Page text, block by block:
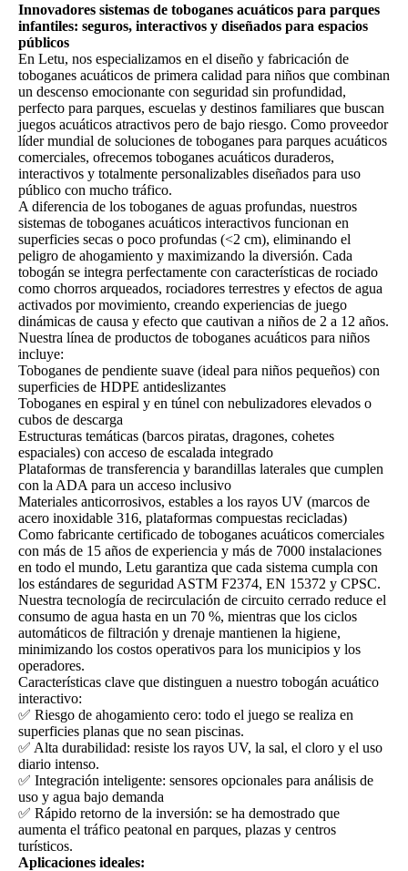
Innovadores sistemas de toboganes acuáticos para parques
infantiles: seguros, interactivos y diseñados para espacios
públicos
En Letu, nos especializamos en el diseño y fabricación de
toboganes acuáticos de primera calidad para niños que combinan
un descenso emocionante con seguridad sin profundidad,
perfecto para parques, escuelas y destinos familiares que buscan
juegos acuáticos atractivos pero de bajo riesgo. Como proveedor
líder mundial de soluciones de toboganes para parques acuáticos
comerciales, ofrecemos toboganes acuáticos duraderos,
interactivos y totalmente personalizables diseñados para uso
público con mucho tráfico.
A diferencia de los toboganes de aguas profundas, nuestros
sistemas de toboganes acuáticos interactivos funcionan en
superficies secas o poco profundas (<2 cm), eliminando el
peligro de ahogamiento y maximizando la diversión. Cada
tobogán se integra perfectamente con características de rociado
como chorros arqueados, rociadores terrestres y efectos de agua
activados por movimiento, creando experiencias de juego
dinámicas de causa y efecto que cautivan a niños de 2 a 12 años.
Nuestra línea de productos de toboganes acuáticos para niños
incluye:
Toboganes de pendiente suave (ideal para niños pequeños) con
superficies de HDPE antideslizantes
Toboganes en espiral y en túnel con nebulizadores elevados o
cubos de descarga
Estructuras temáticas (barcos piratas, dragones, cohetes
espaciales) con acceso de escalada integrado
Plataformas de transferencia y barandillas laterales que cumplen
con la ADA para un acceso inclusivo
Materiales anticorrosivos, estables a los rayos UV (marcos de
acero inoxidable 316, plataformas compuestas recicladas)
Como fabricante certificado de toboganes acuáticos comerciales
con más de 15 años de experiencia y más de 7000 instalaciones
en todo el mundo, Letu garantiza que cada sistema cumpla con
los estándares de seguridad ASTM F2374, EN 15372 y CPSC.
Nuestra tecnología de recirculación de circuito cerrado reduce el
consumo de agua hasta en un 70 %, mientras que los ciclos
automáticos de filtración y drenaje mantienen la higiene,
minimizando los costos operativos para los municipios y los
operadores.
Características clave que distinguen a nuestro tobogán acuático
interactivo:
✅ Riesgo de ahogamiento cero: todo el juego se realiza en
superficies planas que no sean piscinas.
✅ Alta durabilidad: resiste los rayos UV, la sal, el cloro y el uso
diario intenso.
✅ Integración inteligente: sensores opcionales para análisis de
uso y agua bajo demanda
✅ Rápido retorno de la inversión: se ha demostrado que
aumenta el tráfico peatonal en parques, plazas y centros
turísticos.
Aplicaciones ideales: